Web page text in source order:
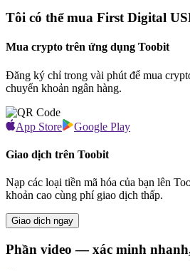
Tôi có thể mua First Digital
Mua crypto trên ứng dụng Toobit
Đăng ký chỉ trong vài phút để mua
chuyển khoản ngân hàng.
App Store Google Play
Giao dịch trên Toobit
Nạp các loại tiền mã hóa của bạn lên
khoản cao cùng phí giao dịch thấp.
Giao dịch ngay
Phần video — xác minh